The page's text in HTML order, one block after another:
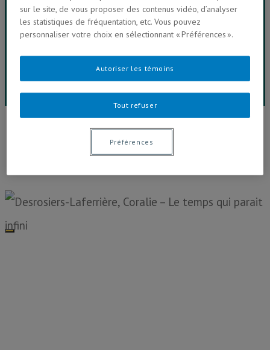
Vidéos & Balados
Salle de presse
Contactez-nous
24h (dé)connecté
Plus de 100 personnes étudiant à la Faculté de
des médias électroniques et réseaux
socionumériques et racontent ici leur expérience...
sur le site, de vous proposer des contenus vidéo, d’analyser
les statistiques de fréquentation, etc. Vous pouvez
personnaliser votre choix en sélectionnant « Préférences ».
Tout refuser
Autoriser les témoins
Préférences